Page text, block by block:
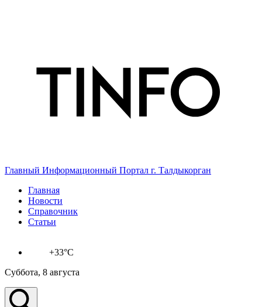
Главный Информационный Портал г. Талдыкорган
Главная
Новости
Справочник
Статьи
+33°C
Суббота, 8 августа